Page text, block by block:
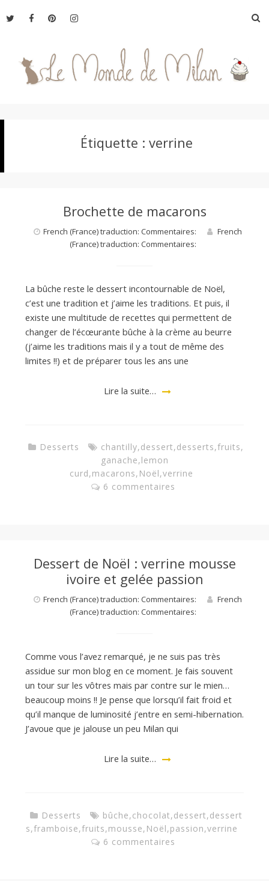
au
Étiquette : verrine
Brochette de macarons
French (France) traduction: Commentaires:
French
(France) traduction: Commentaires:
La bûche reste le dessert incontournable de Noël,
c’est une tradition et j’aime les traditions. Et puis, il
existe une multitude de recettes qui permettent de
changer de l’écœurante bûche à la crème au beurre
(j’aime les traditions mais il y a tout de même des
limites !!) et de préparer tous les ans une
Lire la suite…
Desserts chantilly,dessert,desserts,fruits,
ganache,lemon
curd,macarons, Noël,verrine
6 commentaires
Dessert de Noël : verrine mousse
ivoire et gelée passion
French (France) traduction: Commentaires:
French
(France) traduction: Commentaires:
Comme vous l’avez remarqué, je ne suis pas très
assidue sur mon blog en ce moment. Je fais souvent
un tour sur les vôtres mais par contre sur le mien…
beaucoup moins !! Je pense que lorsqu’il fait froid et
qu’il manque de luminosité j’entre en semi-hibernation.
J’avoue que je jalouse un peu Milan qui
Lire la suite…
Desserts bûche,chocolat,dessert,dessert
s,framboise,fruits,mousse, Noël,passion,verrine
6 commentaires